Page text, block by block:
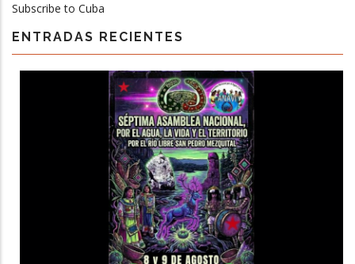
Subscribe to Cuba
ENTRADAS RECIENTES